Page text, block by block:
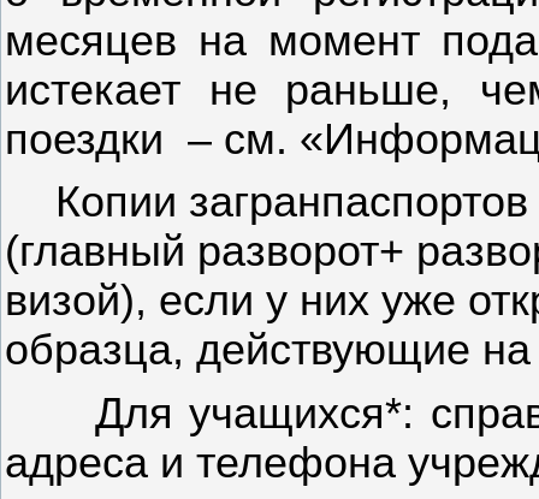
месяцев на момент
истекает не раньше,
поездки – см.
Копии
(главный разворот+
визой), если у них уже
образца, действующие
Для учащихся*:
адреса и телефона